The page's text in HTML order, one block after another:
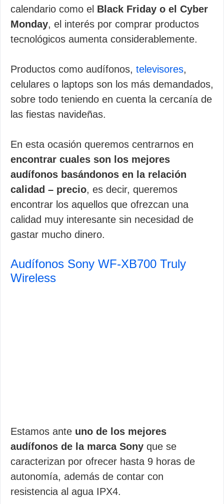
calendario como el Black Friday o el Cyber
Monday, el interés por comprar productos
tecnológicos aumenta considerablemente.
Productos como audífonos, televisores,
celulares o laptops son los más demandados,
sobre todo teniendo en cuenta la cercanía de
las fiestas navideñas.
En esta ocasión queremos centrarnos en
encontrar cuales son los mejores
audífonos basándonos en la relación
calidad – precio, es decir, queremos
encontrar los aquellos que ofrezcan una
calidad muy interesante sin necesidad de
gastar mucho dinero.
Audífonos Sony WF-XB700 Truly
Wireless
Estamos ante uno de los mejores
audífonos de la marca Sony que se
caracterizan por ofrecer hasta 9 horas de
autonomía, además de contar con
resistencia al agua IPX4.